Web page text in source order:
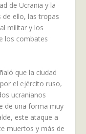
de Ucrania y la
de ello, las tropas
militar y los
los combates
que la ciudad
el ejército ruso,
ucranianos
de una forma muy
este ataque a
muertos y más de